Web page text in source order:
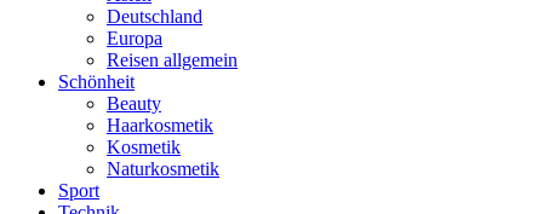
Deutschland
Europa
Reisen allgemein
Schönheit
Beauty
Haarkosmetik
Kosmetik
Naturkosmetik
Sport